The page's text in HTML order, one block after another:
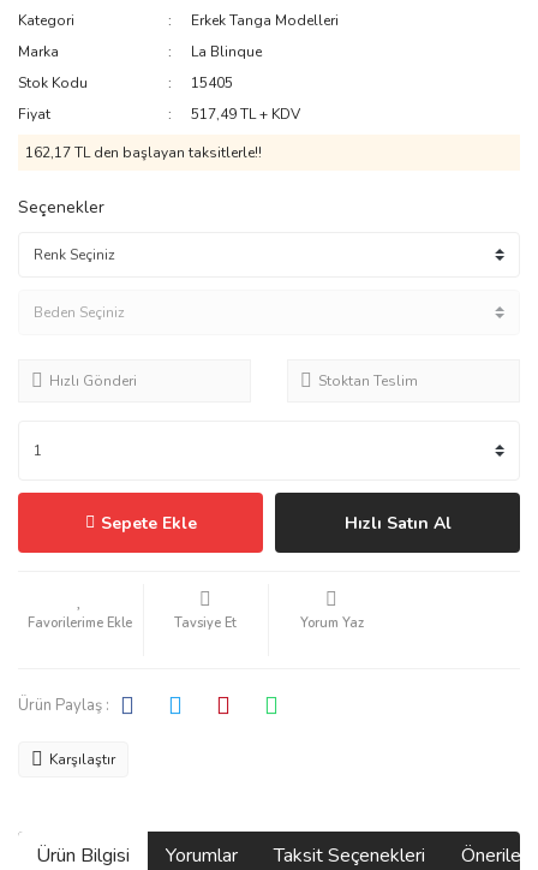
Kategori
Erkek Tanga Modelleri
Marka
La Blinque
Stok Kodu
15405
Fiyat
517,49 TL + KDV
162,17 TL den başlayan taksitlerle!!
Seçenekler
Hızlı Gönderi Stoktan Teslim
Sepete Ekle Hızlı Satın Al
Tavsiye Et Yorum Yaz
Ürün Paylaş :
Karşılaştır
Ürün Bilgisi Yorumlar Taksit Seçenekleri